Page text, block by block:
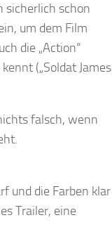
sicherlich schon
um dem Film
die „Action“
(„Soldat James
falsch, wenn
und die Farben klar
Trailer, eine